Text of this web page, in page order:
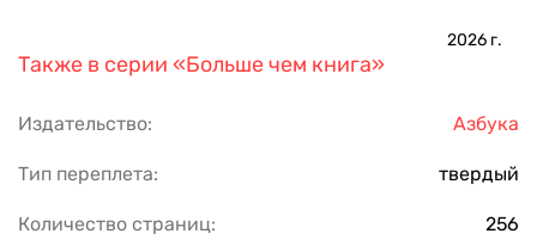
2026 г.
Также в серии «Больше чем книга»
Издательство: Азбука
Тип переплета: твердый
Количество страниц: 256